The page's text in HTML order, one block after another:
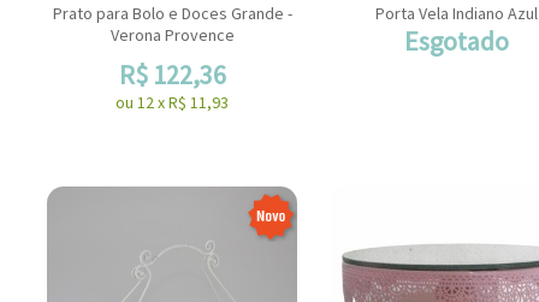
Prato para Bolo e Doces Grande -
Verona Provence
R$ 122,36
ou 12xR$ 11,93
Porta Vela Indiano Azul
Esgotado